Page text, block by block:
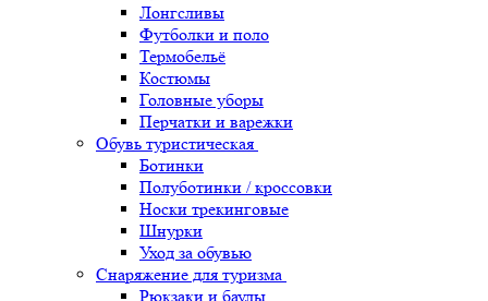
Лонгсливы
Футболки и поло
Термобельё
Костюмы
Головные уборы
Перчатки и варежки
Обувь туристическая
Ботинки
Полуботинки / кроссовки
Носки трекинговые
Шнурки
Уход за обувью
Снаряжение для туризма
Рюкзаки и баулы